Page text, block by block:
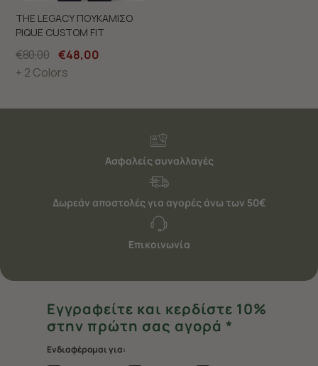
THE LEGACY ΠΟΥΚΑΜΙΣΟ
PIQUE CUSTOM FIT
€80,00 €48,00
+ 2 Colors
Ασφαλείς συναλλαγές
Δωρεάν αποστολές για αγορές άνω των 50€
Επικοινωνία
Εγγραφείτε και κερδίστε 10%
στην πρώτη σας αγορά *
Ενδιαφέρομαι για: